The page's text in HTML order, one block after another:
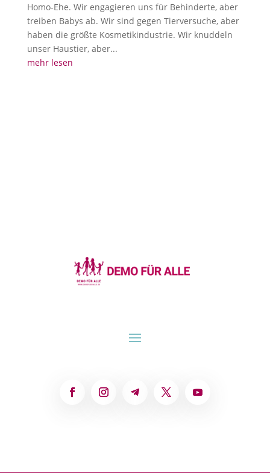
Homo-Ehe. Wir engagieren uns für Behinderte, aber
treiben Babys ab. Wir sind gegen Tierversuche, aber
haben die größte Kosmetikindustrie. Wir knuddeln
unser Haustier, aber...
mehr lesen